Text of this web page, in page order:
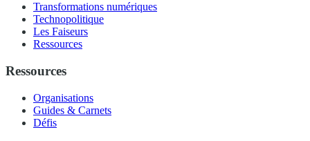
Transformations numériques
Technopolitique
Les Faiseurs
Ressources
Ressources
Organisations
Guides & Carnets
Défis